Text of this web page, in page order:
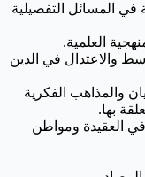
في المسائل التفصيلية
والاعتدال في الدين
والمذاهب الفكرية
بها.
في العقيدة ومواطن